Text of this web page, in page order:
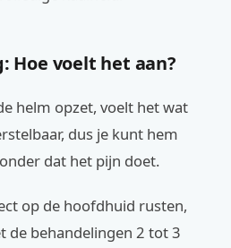
Hoe voelt het aan?
helm opzet, voelt het wat
dus je kunt hem
dat het pijn doet.
op de hoofdhuid rusten,
de behandelingen 2 tot 3